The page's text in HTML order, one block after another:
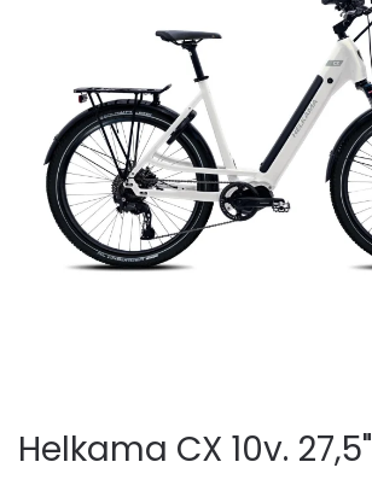
Helkama CX 10v. 27,5"